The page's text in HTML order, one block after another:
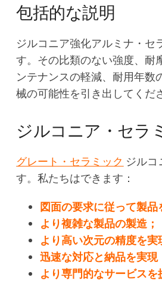
包括的な説明
ジルコニア強化アルミナ・セ
す。その比類のない強度、耐
ンテナンスの軽減、耐用年数
械の可能性を引き出してくだ
ジルコニア・セラ
グレート・セラミック ジルコ
す。私たちはできます：
図面の要求に従って製品
より複雑な製品の製造；
より高い次元の精度を実
迅速な対応と納品を実現
より専門的なサービスを